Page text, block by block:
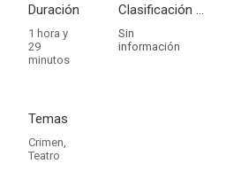
Duración
1 hora y
29
minutos
Clasificación por edades
Sin
información
Temas
Crimen,
Teatro